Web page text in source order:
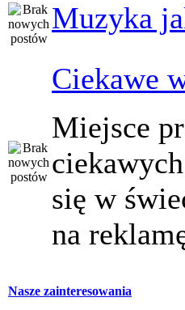
Muzyka
Ciekawe
Miejsce
się w
na
Nasze zainteresowania